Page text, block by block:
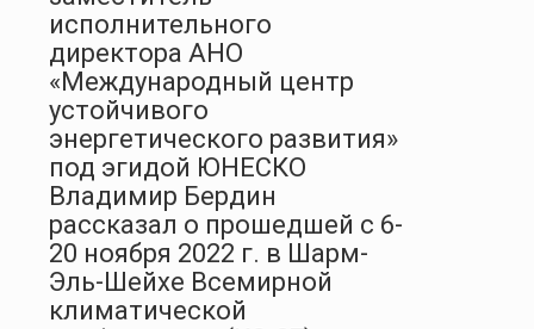
исполнительного
директора АНО
«Международный центр
устойчивого
энергетического развития»
под эгидой ЮНЕСКО
Владимир Бердин
рассказал о прошедшей с 6-
20 ноября 2022 г. в Шарм-
Эль-Шейхе Всемирной
климатической